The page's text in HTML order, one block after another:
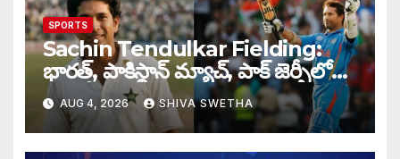
SPORTS
Sachin Tendulkar Fielding:
భారత్, పాకిస్థాన్ మ్యాచ్, పాక్ జెర్సీలో
బరిలోకి దిగిన సచిన్…
AUG 4, 2026 SHIVA SWETHA